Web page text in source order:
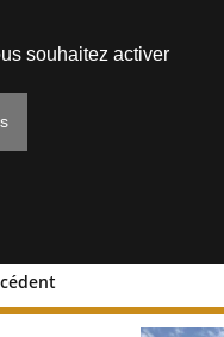
par
souhaitez activer